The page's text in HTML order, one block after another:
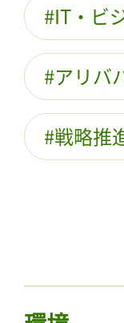
IT・ビ
アリバ
戦略推